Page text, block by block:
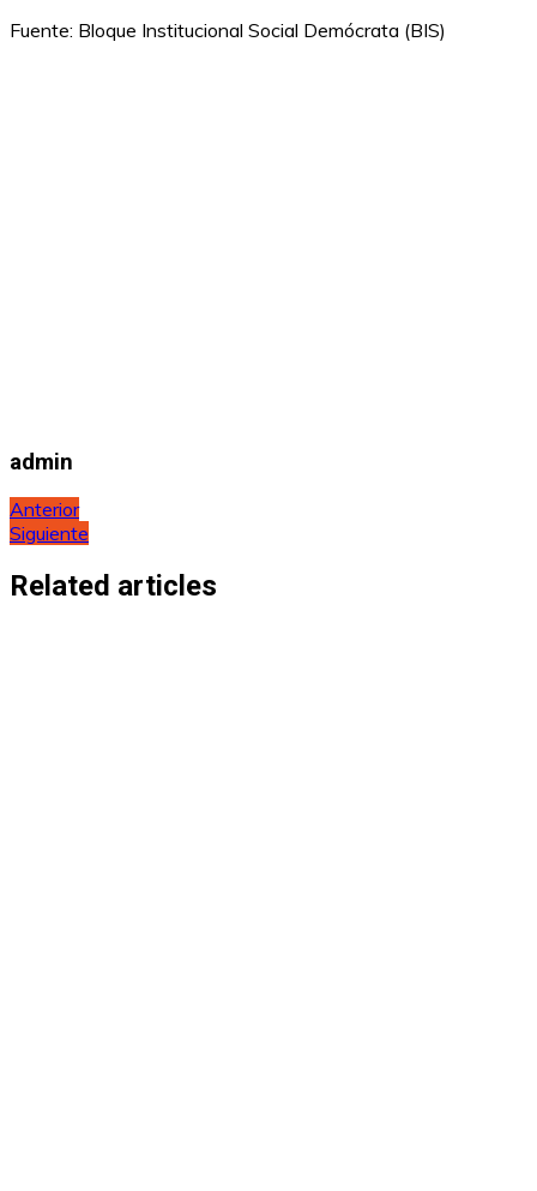
Fuente: Bloque Institucional Social Demócrata (BIS)
admin
Navegación
de
entradas
Anterior
Siguiente
Related articles